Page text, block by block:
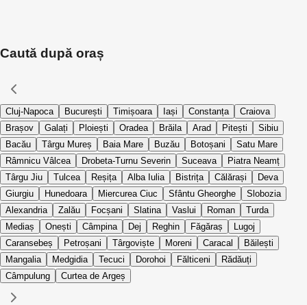
Caută după oraș
Cluj-Napoca București Timișoara Iași Constanța
Craiova
Brașov
Galați Ploiești Oradea Brăila Arad Pitești
Sibiu
Bacău
Târgu Mureș Baia Mare Buzău Botoșani
Satu Mare
Râmnicu Vâlcea
Drobeta-Turnu Severin Suceava
Piatra Neamț
Târgu Jiu
Tulcea Reșița Alba Iulia Bistrița Călărași
Deva
Giurgiu
Hunedoara Miercurea Ciuc Sfântu Gheorghe
Slobozia
Alexandria
Zalău Focșani Slatina Vaslui Roman
Turda
Mediaș
Onești Câmpina Dej Reghin Făgăraș
Lugoj
Caransebeș
Petroșani Târgoviște Moreni Caracal
Băilești
Mangalia
Medgidia Tecuci Dorohoi Fălticeni
Rădăuți
Câmpulung
Curtea de Argeș